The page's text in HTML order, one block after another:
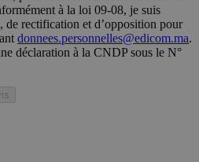
à la loi 09-08, je suis
de rectification et d’opposition pour
donnees.personnelles@edicom.ma.
déclaration à la CNDP sous le N°